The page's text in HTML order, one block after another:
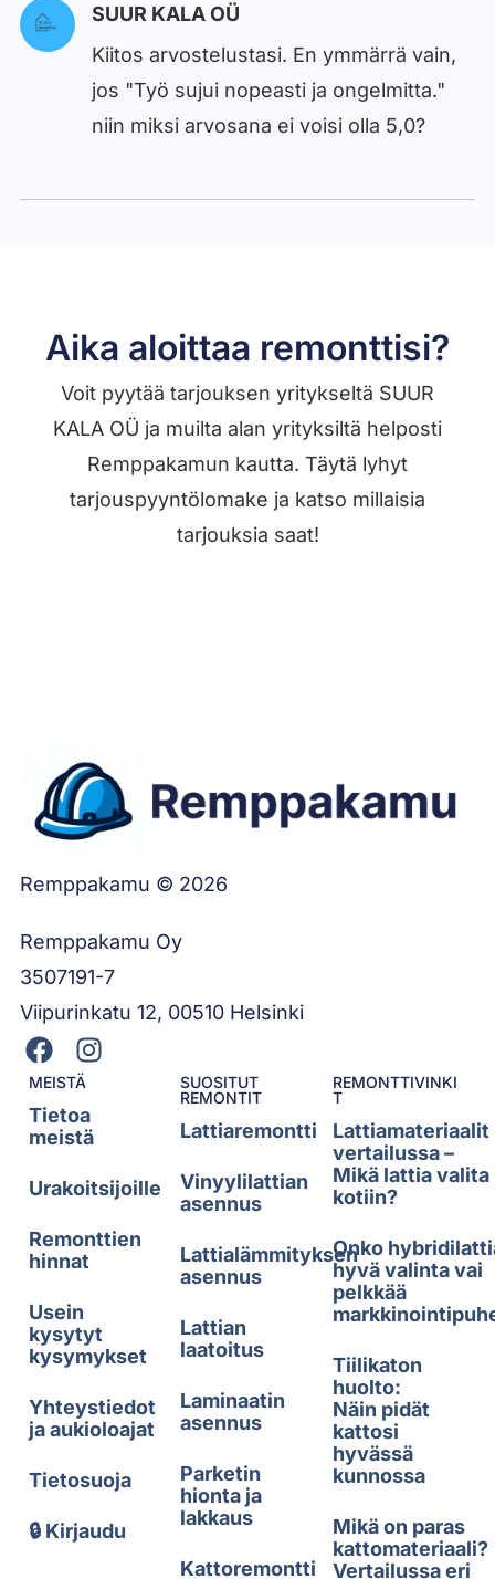
SUUR KALA OÜ
Kiitos arvostelustasi. En ymmärrä vain,
jos "Työ sujui nopeasti ja ongelmitta."
niin miksi arvosana ei voisi olla 5,0?
Aika aloittaa remonttisi?
Voit pyytää tarjouksen yritykseltä SUUR
KALA OÜ ja muilta alan yrityksiltä helposti
Remppakamun kautta. Täytä lyhyt
tarjouspyyntölomake ja katso millaisia
tarjouksia saat!
Remppakamu © 2026
Remppakamu Oy
3507191-7
Viipurinkatu 12, 00510 Helsinki
MEISTÄ
Tietoa
meistä
Urakoitsijoille
Remonttien
hinnat
Usein
kysytyt
kysymykset
Yhteystiedot
ja aukioloajat
Tietosuoja
🔒 Kirjaudu
SUOSITUT
REMONTIT
Lattiaremontti
Vinyylilattian
asennus
Lattialämmityksen
asennus
Lattian
laatoitus
Laminaatin
asennus
Parketin
hionta ja
lakkaus
Kattoremontti
REMONTTIVINKI
T
Lattiamateriaalit
vertailussa –
Mikä lattia valita
kotiin?
Onko
hyvä valinta vai
pelkkää
Tiilikaton
huolto:
Näin pidät
kattosi
hyvässä
kunnossa
Mikä on paras
kattomateriaali?
Vertailussa eri